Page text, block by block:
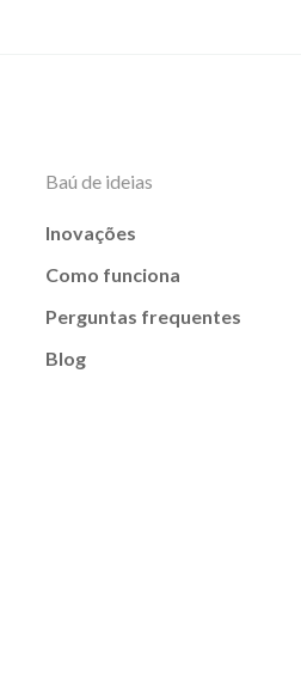
Baú de ideias
Inovações
Como funciona
Perguntas frequentes
Blog